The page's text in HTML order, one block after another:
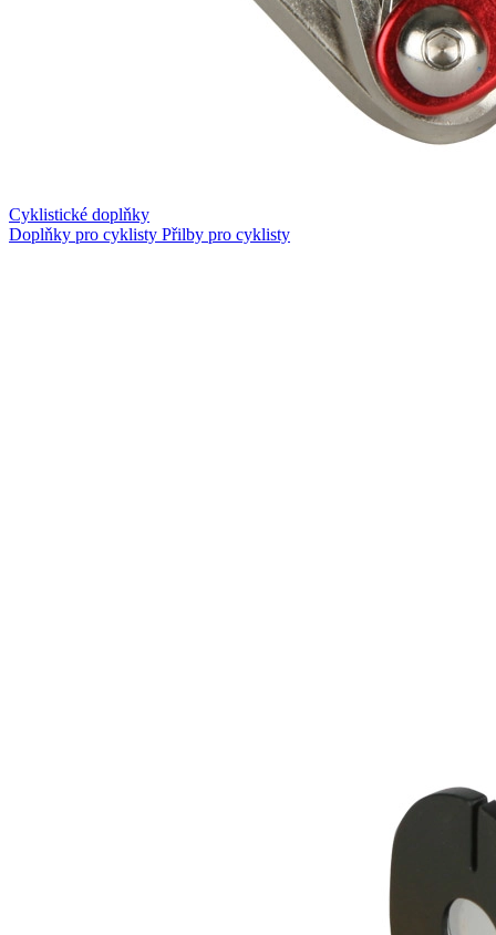
Cyklistické doplňky
Doplňky pro cyklisty Přilby pro cyklisty